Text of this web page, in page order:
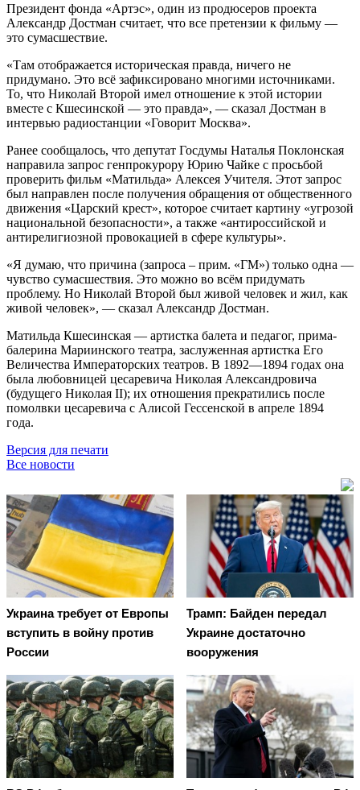
Президент фонда «Артэс», один из продюсеров проекта
Александр Достман считает, что все претензии к фильму —
это сумасшествие.
«Там отображается историческая правда, ничего не
придумано. Это всё зафиксировано многими источниками.
То, что Николай Второй имел отношение к этой истории
вместе с Кшесинской — это правда», — сказал Достман в
интервью радиостанции «Говорит Москва».
Ранее сообщалось, что депутат Госдумы Наталья Поклонская
направила запрос генпрокурору Юрию Чайке с просьбой
проверить фильм «Матильда» Алексея Учителя. Этот запрос
был направлен после получения обращения от общественного
движения «Царский крест», которое считает картину «угрозой
национальной безопасности», а также «антироссийской и
антирелигиозной провокацией в сфере культуры».
«Я думаю, что причина (запроса – прим. «ГМ») только одна —
чувство сумасшествия. Это можно во всём придумать
проблему. Но Николай Второй был живой человек и жил, как
живой человек», — сказал Александр Достман.
Матильда Кшесинская — артистка балета и педагог, прима-
балерина Мариинского театра, заслуженная артистка Его
Величества Императорских театров. В 1892—1894 годах она
была любовницей цесаревича Николая Александровича
(будущего Николая II); их отношения прекратились после
помолвки цесаревича с Алисой Гессенской в апреле 1894
года.
Версия для печати
Все новости
Украина требует от Европы
вступить в войну против
России
Трамп: Байден передал
Украине достаточно
вооружения